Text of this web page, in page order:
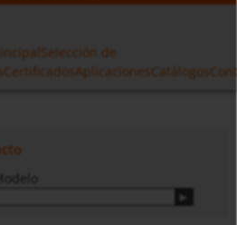
Selección de
CertificadosAplicaciones Catálogos